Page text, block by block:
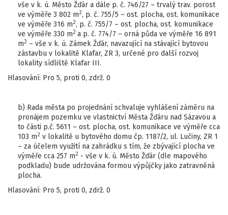
vše v k. ú. Město Žďár a dále p. č. 746/27 – trvalý trav. porost
ve výměře 3 802 m2, p. č. 755/5 – ost. plocha, ost. komunikace
ve výměře 316 m2, p. č. 755/7 – ost. plocha, ost. komunikace
ve výměře 330 m2 a p. č. 774/7 – orná půda ve výměře 16 891
m2 – vše v k. ú. Zámek Žďár, navazující na stávající bytovou
zástavbu v lokalitě Klafar, ZR 3, určené pro další rozvoj
lokality sídliště Klafar III.
Hlasování: Pro 5, proti 0, zdrž. 0
b) Rada města po projednání schvaluje vyhlášení záměru na
pronájem pozemku ve vlastnictví Města Žďáru nad Sázavou a
to části p.č. 5611 – ost. plocha, ost. komunikace ve výměře cca
103 m2 v lokalitě u bytového domu čp. 1187/2, ul. Lučiny, ZR 1
– za účelem využití na zahrádku s tím, že zbývající plocha ve
výměře cca 257 m2 - vše v k. ú. Město Žďár (dle mapového
podkladu) bude udržována formou výpůjčky jako zatravněná
plocha.
Hlasování: Pro 5, proti 0, zdrž. 0